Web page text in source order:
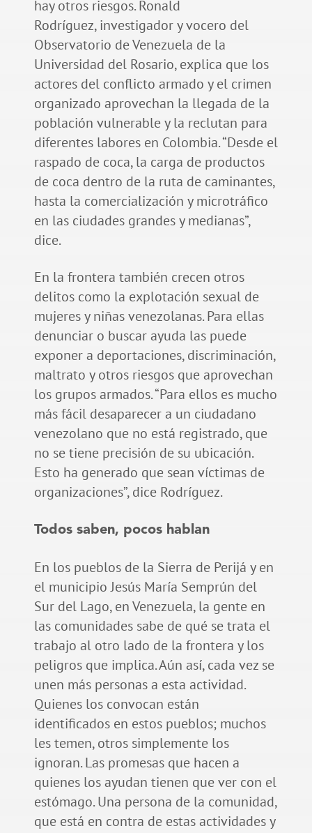
hay otros riesgos. Ronald
Rodríguez, investigador y vocero del
Observatorio de Venezuela de la
Universidad del Rosario, explica que los
actores del conflicto armado y el crimen
organizado aprovechan la llegada de la
población vulnerable y la reclutan para
diferentes labores en Colombia. “Desde el
raspado de coca, la carga de productos
de coca dentro de la ruta de caminantes,
hasta la comercialización y microtráfico
en las ciudades grandes y medianas”,
dice.
En la frontera también crecen otros
delitos como la explotación sexual de
mujeres y niñas venezolanas. Para ellas
denunciar o buscar ayuda las puede
exponer a deportaciones, discriminación,
maltrato y otros riesgos que aprovechan
los grupos armados. “Para ellos es mucho
más fácil desaparecer a un ciudadano
venezolano que no está registrado, que
no se tiene precisión de su ubicación.
Esto ha generado que sean víctimas de
organizaciones”, dice Rodríguez.
Todos saben, pocos hablan
En los pueblos de la Sierra de Perijá y en
el municipio Jesús María Semprún del
Sur del Lago, en Venezuela, la gente en
las comunidades sabe de qué se trata el
trabajo al otro lado de la frontera y los
peligros que implica. Aún así, cada vez se
unen más personas a esta actividad.
Quienes los convocan están
identificados en estos pueblos; muchos
les temen, otros simplemente los
ignoran. Las promesas que hacen a
quienes los ayudan tienen que ver con el
estómago. Una persona de la comunidad,
que está en contra de estas actividades y